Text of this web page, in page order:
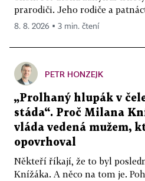
prarodiči. Jeho rodiče a
8. 8. 2026 ▪ 3 min. čtení
PETR HONZEJK
„Prolhaný hlupák v
stáda“. Proč Milana
vláda vedená mužem,
opovrhoval
Někteří říkají, že to byl
Knížáka. A něco na tom je.